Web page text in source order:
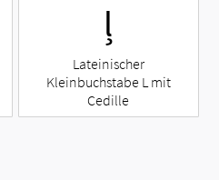
ļ
Lateinischer
Kleinbuchstabe L mit
Cedille